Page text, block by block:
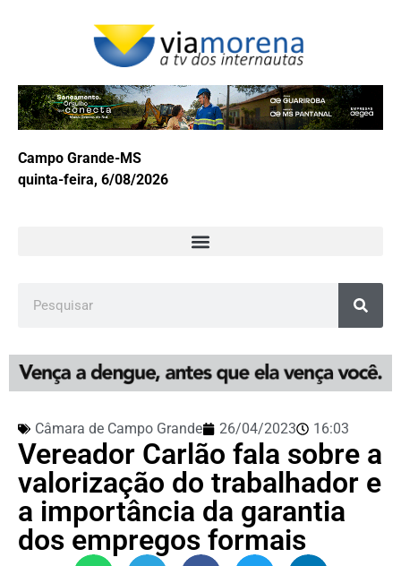
Campo Grande-MS
quinta-feira, 6/08/2026
Câmara de Campo Grande 26/04/2023 16:03
Vereador Carlão fala sobre a
valorização do trabalhador e
a importância da garantia
dos empregos formais